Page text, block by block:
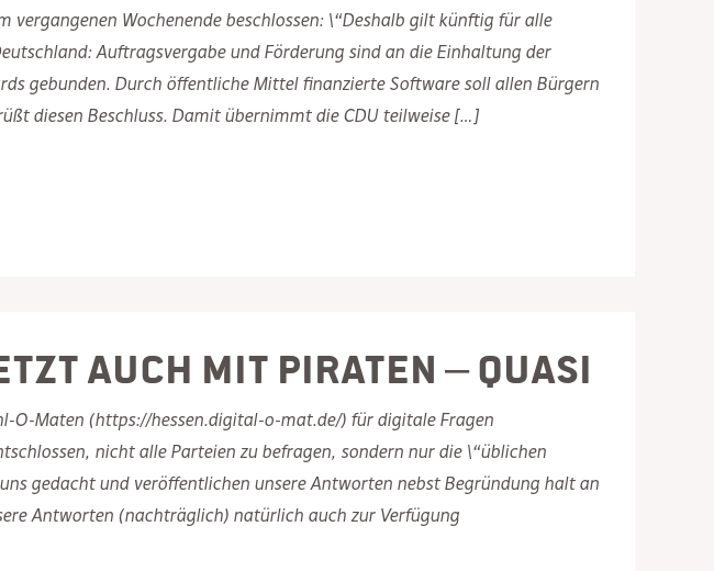
vergangenen Wochenende beschlossen: \“Deshalb gilt künftig für alle
Auftragsvergabe und Förderung sind an die Einhaltung der
gebunden. Durch öffentliche Mittel finanzierte Software soll allen Bürgern
diesen Beschluss. Damit übernimmt die CDU teilweise […]
auch mit PIRATEN – quasi
O-Maten (https://hessen.digital-o-mat.de/) für digitale Fragen
nicht alle Parteien zu befragen, sondern nur die \“üblichen
gedacht und veröffentlichen unsere Antworten nebst Begründung halt an
Antworten (nachträglich) natürlich auch zur Verfügung